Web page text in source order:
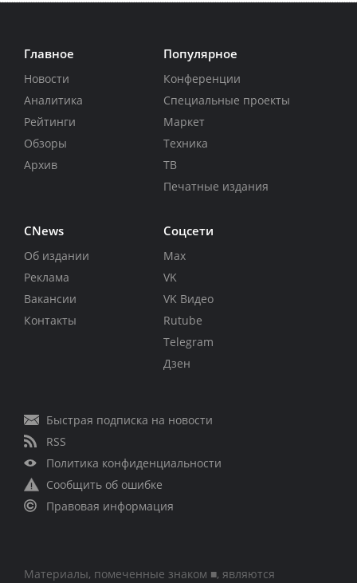
Главное
Новости
Аналитика
Рейтинги
Обзоры
Архив
Популярное
Конференции
Специальные проекты
Маркет
Техника
ТВ
Печатные издания
CNews
Об издании
Реклама
Вакансии
Контакты
Соцсети
Max
VK
VK Видео
Rutube
Telegram
Дзен
Быстрая подписка на новости
RSS
Политика конфиденциальности
Сообщить об ошибке
Правовая информация
Материалы, помеченные знаком ■, являются